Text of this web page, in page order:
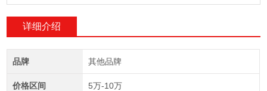
详细介绍
品牌 其他品牌
价格区间 5万-10万